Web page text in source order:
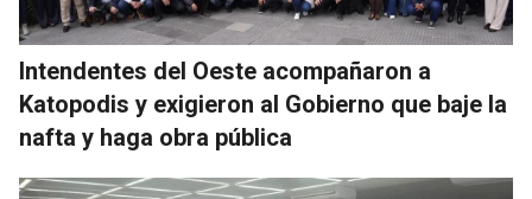
Intendentes del Oeste acompañaron a
Katopodis y exigieron al Gobierno que baje la
nafta y haga obra pública